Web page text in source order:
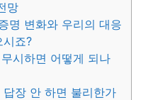
망
명 변화와 우리의 대응
시죠?
시하면 어떻게 되나
답장 안 하면 불리한가